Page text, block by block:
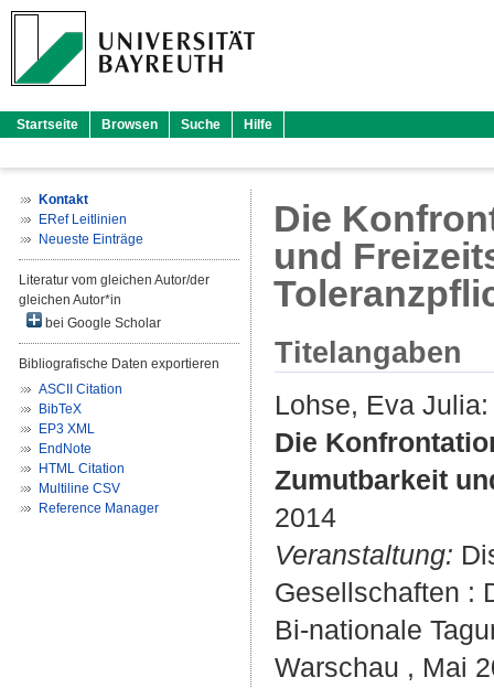
Startseite Browsen Suche Hilfe
Kontakt
ERef Leitlinien
Neueste Einträge
Literatur vom gleichen Autor/der
gleichen Autor*in
bei Google Scholar
Bibliografische Daten exportieren
ASCII Citation
BibTeX
EP3 XML
EndNote
HTML Citation
Multiline CSV
Reference Manager
Die
und
Titelangaben
Lohse, Eva Julia:
Die
Zumutbarkeit
2014
Veranstaltung:
Gesellschaften :
Bi-nationale
Warschau , Mai